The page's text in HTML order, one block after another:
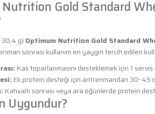
Gold Standard
30,4 g) Optimum Nutrition Gold Standard
sonrası kullanım en yaygın tercih edilen
Kas toparlanmasını desteklemek için 1
Ek protein desteği için antrenmandan 30–45
Kahvaltı sonrası veya ara öğünlerde protein
Uygundur?